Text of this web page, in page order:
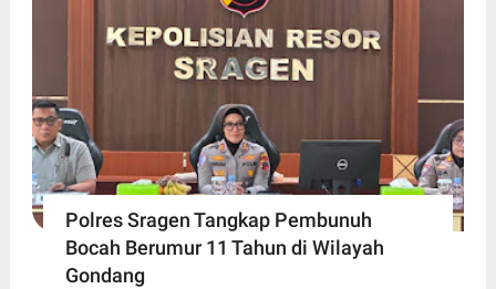
Polres Sragen Tangkap Pembunuh
Bocah Berumur 11 Tahun di Wilayah
Gondang